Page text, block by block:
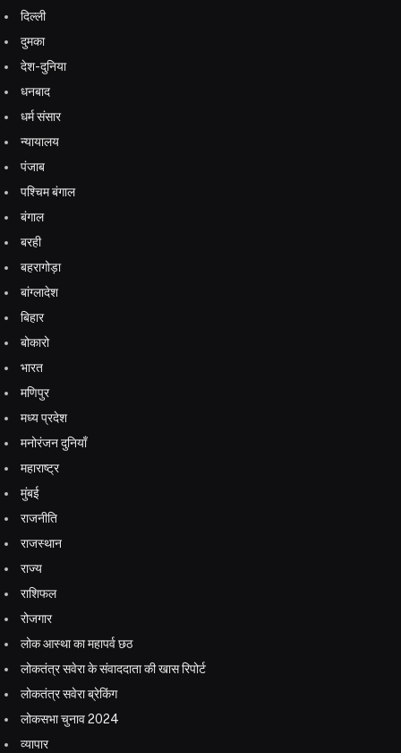
दिल्ली
दुमका
देश-दुनिया
धनबाद
धर्म संसार
न्यायालय
पंजाब
पश्चिम बंगाल
बंगाल
बरही
बहरागोड़ा
बांग्लादेश
बिहार
बोकारो
भारत
मणिपुर
मध्य प्रदेश
मनोरंजन दुनियाँ
महाराष्ट्र
मुंबई
राजनीति
राजस्थान
राज्य
राशिफल
रोजगार
लोक आस्था का महापर्व छठ
लोकतंत्र सवेरा के संवाददाता की खास रिपोर्ट
लोकतंत्र सवेरा ब्रेकिंग
लोकसभा चुनाव 2024
व्यापार